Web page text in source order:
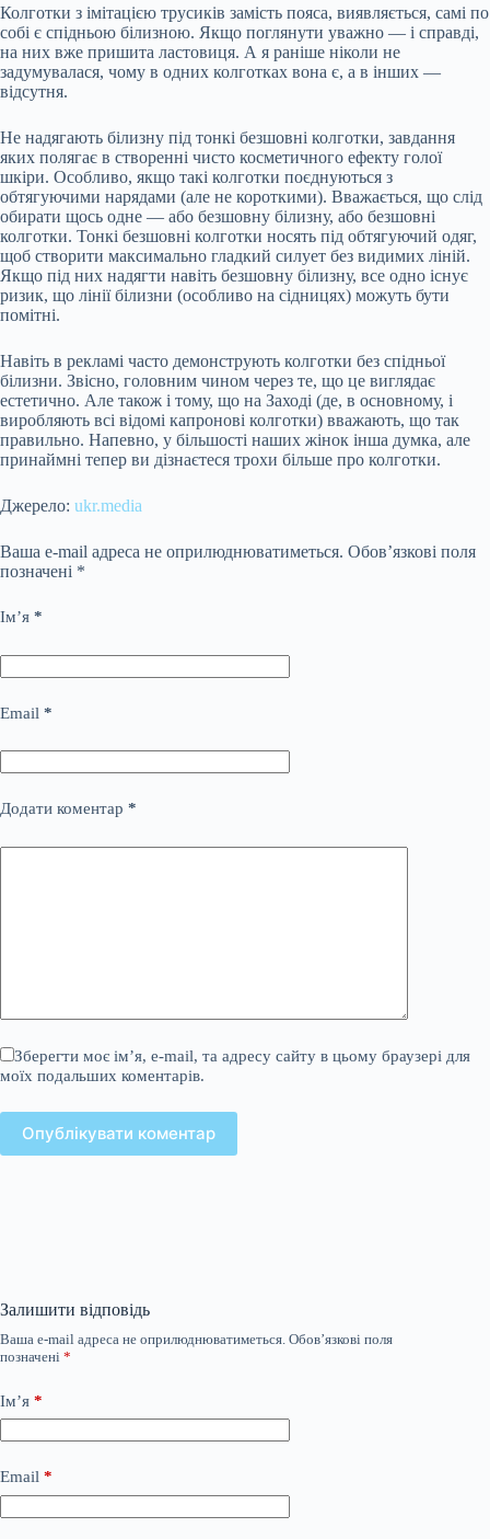
Колготки з імітацією трусиків замість пояса, виявляється, самі по
собі є спідньою білизною. Якщо поглянути уважно — і справді,
на них вже пришита ластовиця. А я раніше ніколи не
задумувалася, чому в одних колготках вона є, а в інших —
відсутня.
Не надягають білизну під тонкі безшовні колготки, завдання
яких полягає в створенні чисто косметичного ефекту голої
шкіри. Особливо, якщо такі колготки поєднуються з
обтягуючими нарядами (але не короткими). Вважається, що слід
обирати щось одне — або безшовну білизну, або безшовні
колготки. Тонкі безшовні колготки носять під обтягуючий одяг,
щоб створити максимально гладкий силует без видимих ліній.
Якщо під них надягти навіть безшовну білизну, все одно існує
ризик, що лінії білизни (особливо на сідницях) можуть бути
помітні.
Навіть в рекламі часто демонструють колготки без спідньої
білизни. Звісно, головним чином через те, що це виглядає
естетично. Але також і тому, що на Заході (де, в основному, і
виробляють всі відомі капронові колготки) вважають, що так
правильно. Напевно, у більшості наших жінок інша думка, але
принаймні тепер ви дізнаєтеся трохи більше про колготки.
Джерело: ukr.media
Ваша e-mail адреса не оприлюднюватиметься. Обов’язкові поля
позначені *
Ім’я *
Email *
Додати коментар *
Зберегти моє ім’я, e-mail, та адресу сайту в цьому браузері для
моїх подальших коментарів.
Опублікувати коментар
Залишити відповідь
Ваша e-mail адреса не оприлюднюватиметься. Обов’язкові поля
позначені *
Ім’я *
Email *